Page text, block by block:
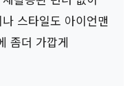
스타일도 아이언맨
좀더 가깝게